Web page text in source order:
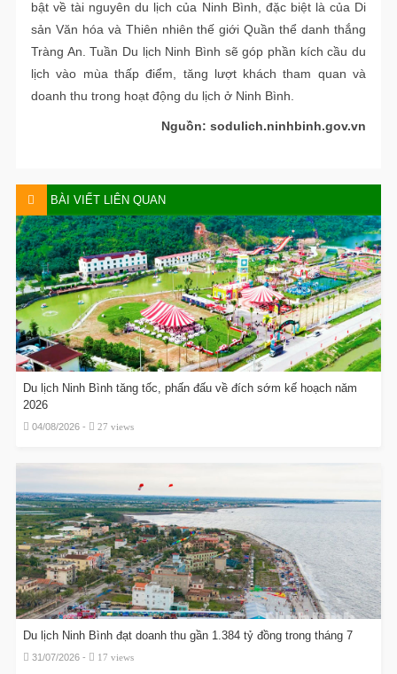
bật về tài nguyên du lịch của Ninh Bình, đặc biệt là của Di
sản Văn hóa và Thiên nhiên thế giới Quần thể danh thắng
Tràng An. Tuần Du lịch Ninh Bình sẽ góp phần kích cầu du
lịch vào mùa thấp điểm, tăng lượt khách tham quan và
doanh thu trong hoạt động du lịch ở Ninh Bình.
Nguồn: sodulich.ninhbinh.gov.vn
BÀI VIẾT LIÊN QUAN
Du lịch Ninh Bình tăng tốc, phấn đấu về đích sớm kế hoạch năm
2026
04/08/2026 - 27 views
Du lịch Ninh Bình đạt doanh thu gần 1.384 tỷ đồng trong tháng 7
31/07/2026 - 17 views